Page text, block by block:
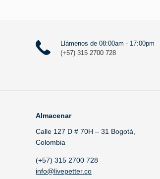
Llámenos de 08:00am - 17:00pm
(+57) 315 2700 728
Almacenar
Calle 127 D # 70H – 31 Bogotá,
Colombia
(+57) 315 2700 728
info@livepetter.co